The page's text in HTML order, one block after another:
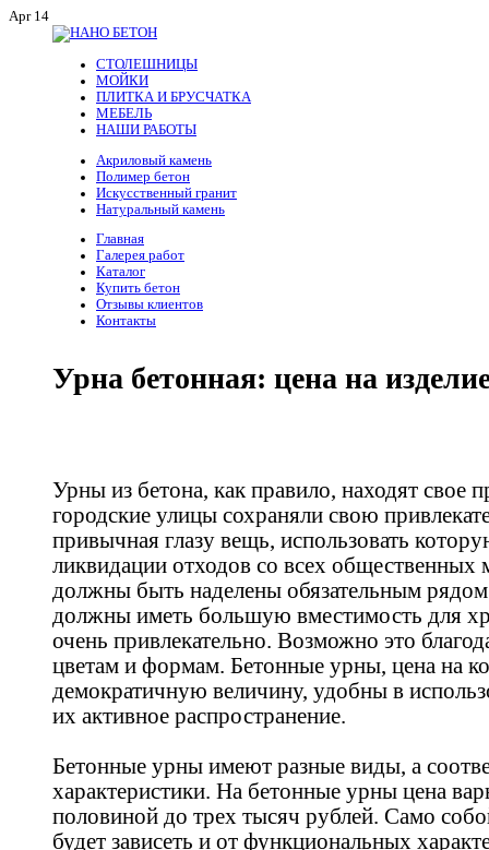
Apr 14
СТОЛЕШНИЦЫ
МОЙКИ
ПЛИТКА И БРУСЧАТКА
МЕБЕЛЬ
НАШИ РАБОТЫ
Акриловый камень
Полимер бетон
Искусственный гранит
Натуральный камень
Главная
Галерея работ
Каталог
Купить бетон
Отзывы клиентов
Контакты
Урна бетонная: цена на
Урны из бетона, как правило, находят свое
городские улицы сохраняли свою
привычная глазу вещь, использовать
ликвидации отходов со всех общественных
должны быть наделены обязательным
должны иметь большую вместимость для
очень привлекательно. Возможно это
цветам и формам. Бетонные урны, цена на
демократичную величину, удобны в
их активное распространение.
Бетонные урны имеют разные виды, а
характеристики. На бетонные урны цена
половиной до трех тысяч рублей. Само
будет зависеть и от функциональных